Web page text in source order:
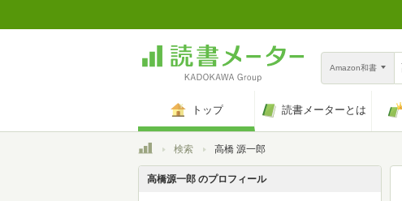
Amazon和書
トップ 読書メーターとは
トップ検索 高橋 源一郎
高橋源一郎 のプロフィール